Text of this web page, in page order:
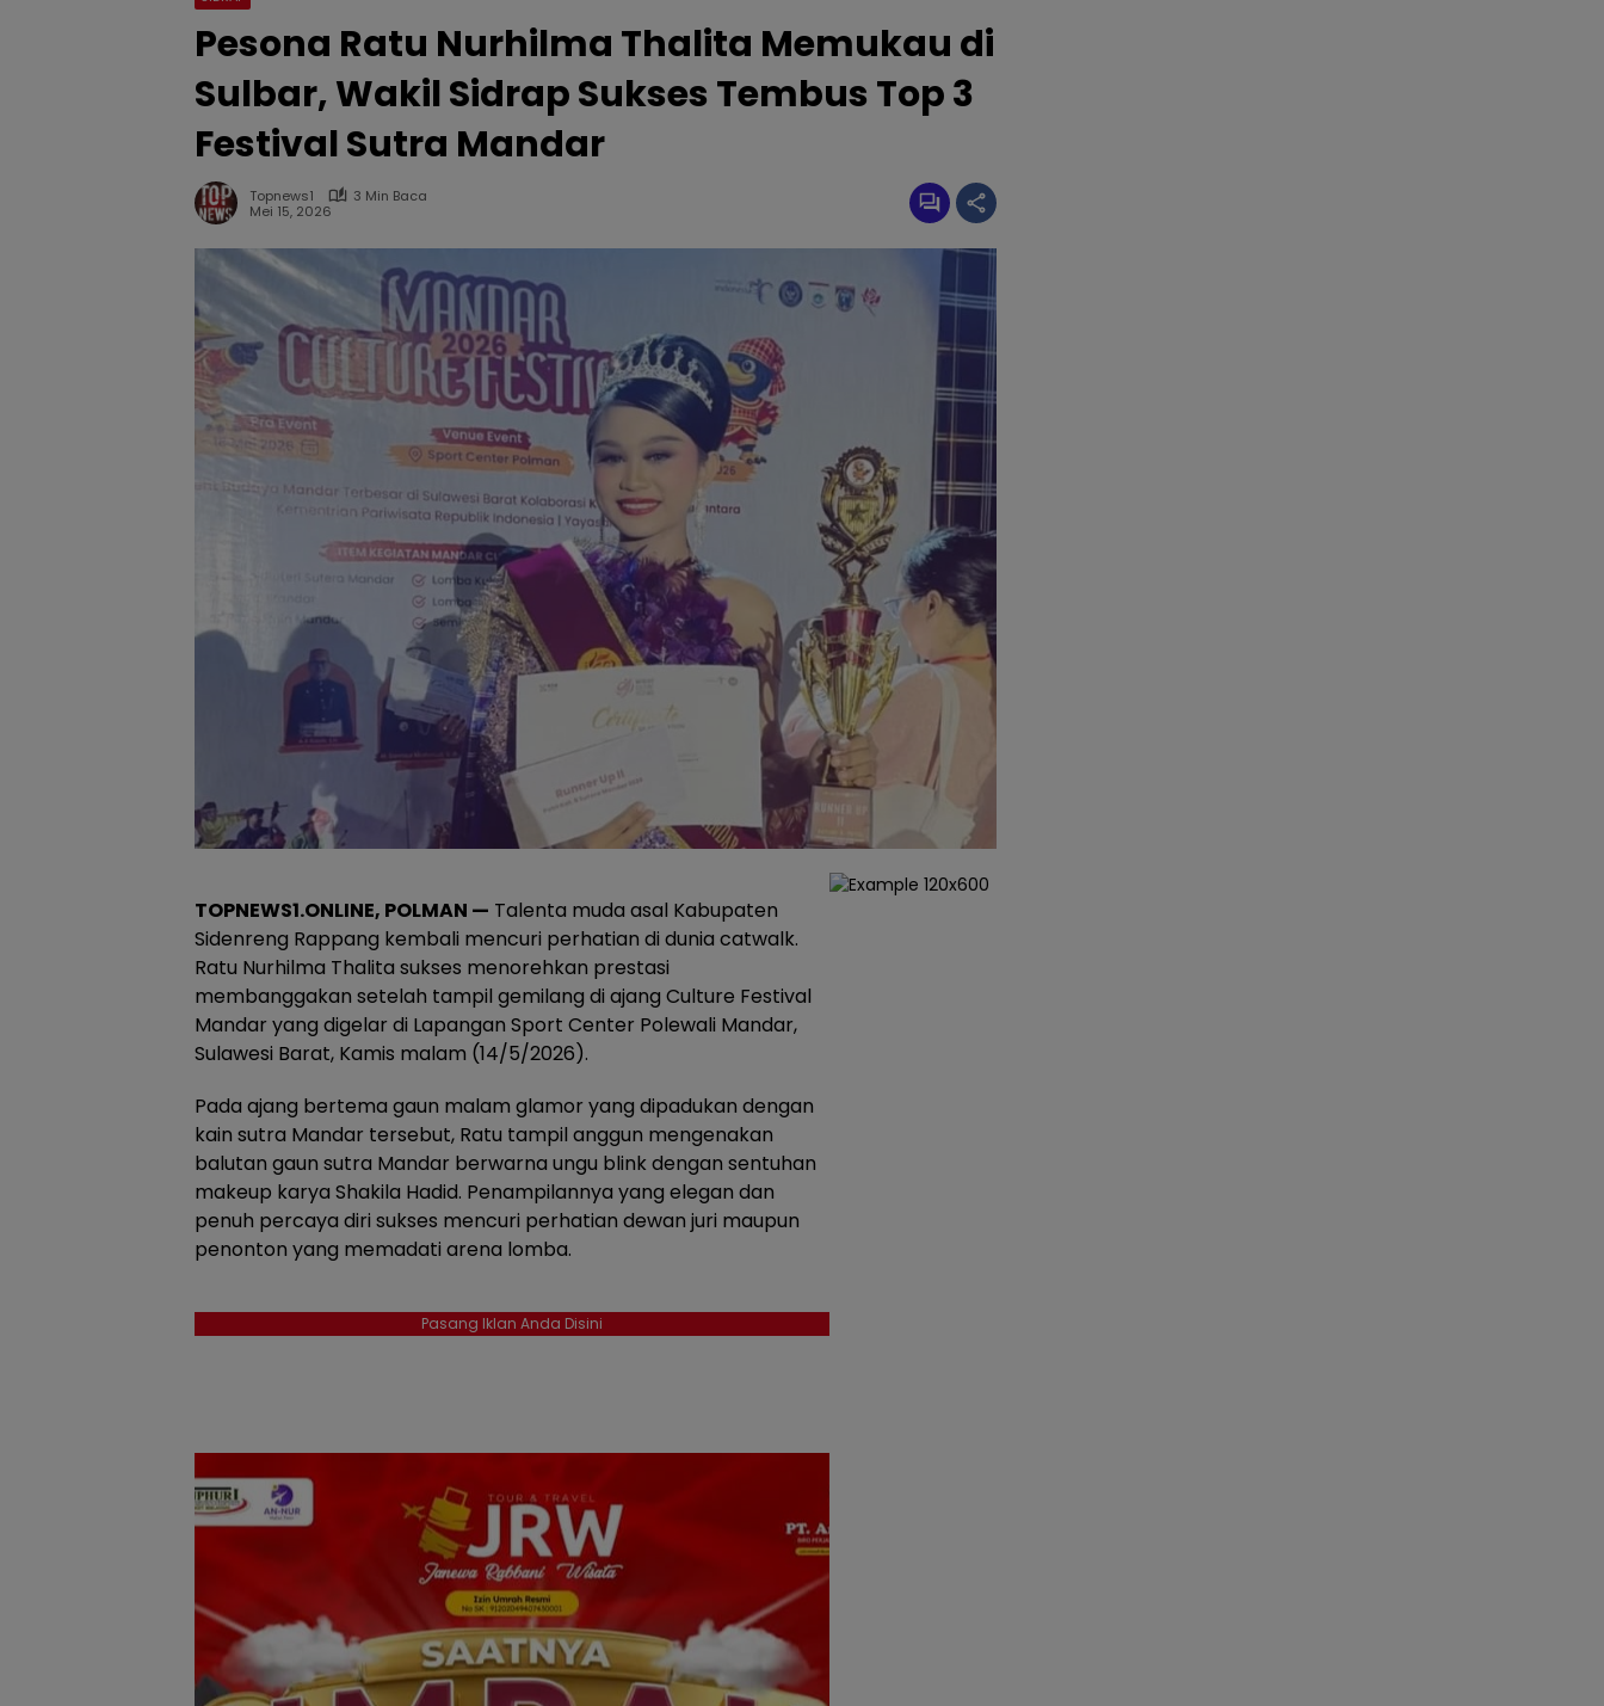
Pesona Ratu Nurhilma Thalita Memukau di
Sulbar, Wakil Sidrap Sukses Tembus Top 3
Festival Sutra Mandar
Topnews1
3 Min Baca
Mei 15, 2026
TOPNEWS1.ONLINE, POLMAN — Talenta muda asal Kabupaten
Sidenreng Rappang kembali mencuri perhatian di dunia catwalk.
Ratu Nurhilma Thalita sukses menorehkan prestasi
membanggakan setelah tampil gemilang di ajang Culture Festival
Mandar yang digelar di Lapangan Sport Center Polewali Mandar,
Sulawesi Barat, Kamis malam (14/5/2026).
Pada ajang bertema gaun malam glamor yang dipadukan dengan
kain sutra Mandar tersebut, Ratu tampil anggun mengenakan
balutan gaun sutra Mandar berwarna ungu blink dengan sentuhan
makeup karya Shakila Hadid. Penampilannya yang elegan dan
penuh percaya diri sukses mencuri perhatian dewan juri maupun
penonton yang memadati arena lomba.
Pasang Iklan Anda Disini